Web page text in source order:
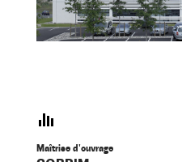
Maîtrise d'ouvrage